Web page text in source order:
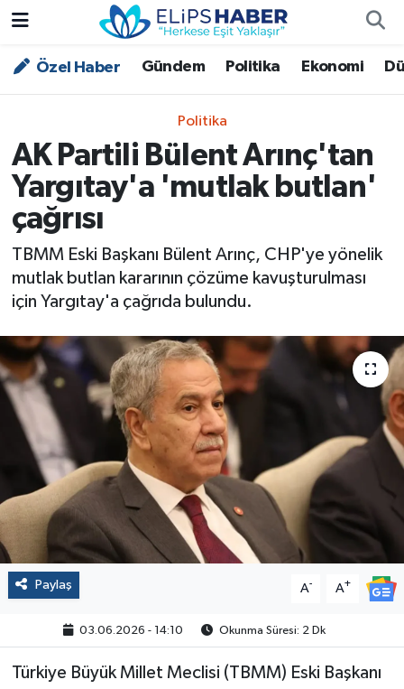
Özel Haber Gündem Politika Ekonomi
Politika
AK Partili Bülent Arınç'tan
Yargıtay'a 'mutlak butlan'
çağrısı
TBMM Eski Başkanı Bülent Arınç, CHP'ye yönelik
mutlak butlan kararının çözüme kavuşturulması
için Yargıtay'a çağrıda bulundu.
Paylaş A- A+
03.06.2026 - 14:10 Okunma Süresi: 2 Dk
Türkiye Büyük Millet Meclisi (TBMM) Eski Başkanı
Özel Haber
Asayiş
Bilim - Teknoloji
Çevre - İklim
Dünya
Kültür - Sanat
Magazin
Politika
Sağlık
Spor
Yaşam
Çalışma Hayatı
Kadın
Nöbetçi Eczaneler
Trafik Durumu
Süper Lig Puan Durumu ve Fikstür
Tüm Manşetler
Son Dakika Haberleri